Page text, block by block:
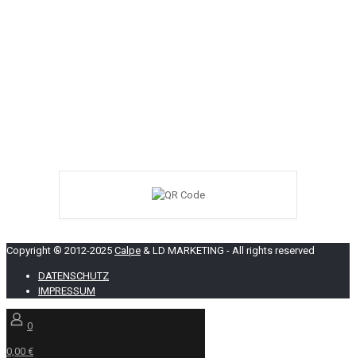
Copyright ® 2012-2025 Calpe & LD MARKETING - All rights reserved
DATENSCHUTZ
IMPRESSUM
0
0,00 €